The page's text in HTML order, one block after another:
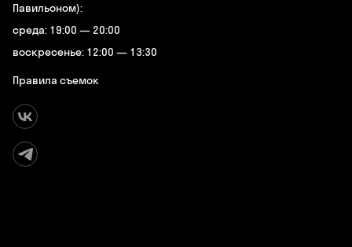
Павильоном):
среда: 19:00 — 20:00
воскресенье: 12:00 — 13:30
Правила съемок